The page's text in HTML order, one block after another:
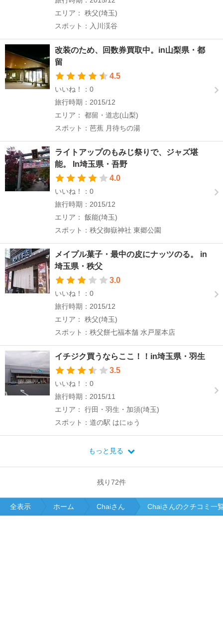
エリア： 秩父(埼玉)
スポット：入川渓谷
改装のため、回数券買取中。in山梨県・都
留
4.5
いいね！：0
旅行時期：2015/12
エリア： 都留・道志(山梨)
スポット：芭蕉 月待ちの湯
ライトアップのもみじ祭りで、ジャズ堪
能。 In埼玉県・吾野
4.0
いいね！：0
旅行時期：2015/12
エリア： 飯能(埼玉)
スポット：秩父御嶽神社 東郷公園
メイプル菓子・最中の皮にナッツのる。 in
埼玉県・秩父
3.0
いいね！：0
旅行時期：2015/12
エリア： 秩父(埼玉)
スポット：秩父餅七福本舗 水戸屋本店
イチジク買うならここ！！in埼玉県・羽生
3.5
いいね！：0
旅行時期：2015/11
エリア： 行田・羽生・加須(埼玉)
スポット：道の駅 はにゅう
もっと見る
残り72件
全表示 ホーム Chaiさん Chaiさんのクチコミ一